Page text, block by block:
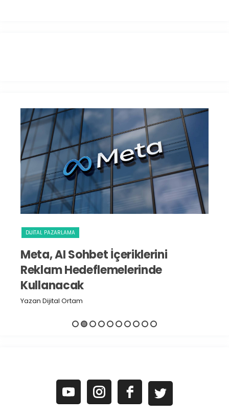
DIJITAL PAZARLAMA
Meta, AI Sohbet İçeriklerini
Reklam Hedeflemelerinde
Kullanacak
Yazan Dijital Ortam